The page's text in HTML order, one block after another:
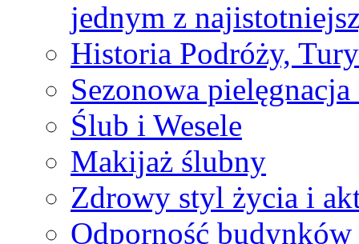
jednym z
Historia Podróży,
Sezonowa
Ślub i Wesele
Makijaż ślubny
Zdrowy styl życia i
Odporność